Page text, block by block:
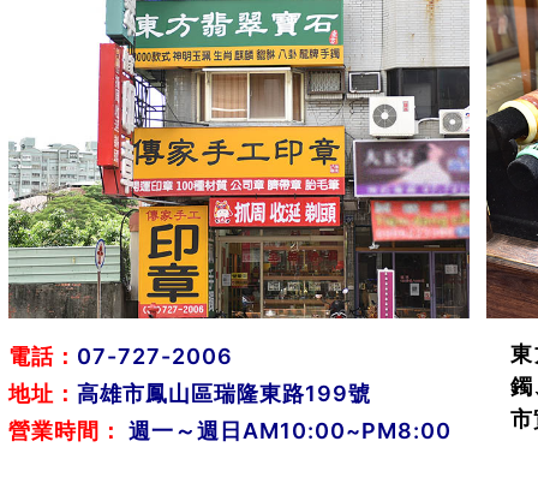
電話： 07-727-2006
地址： 高雄市鳳山區瑞隆東路199號
營業時間：
週一～週日AM10:00~PM8:00
鐲
市